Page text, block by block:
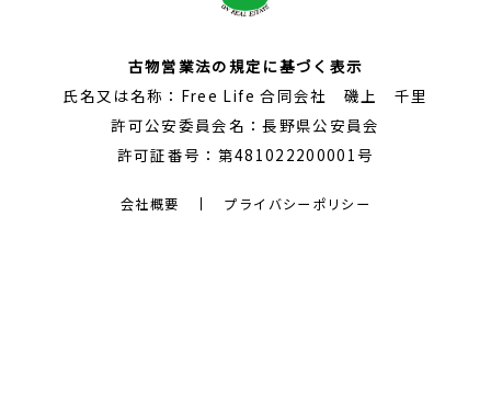
古物営業法の規定に基づく表示
氏名又は名称：Free Life 合同会社 磯上 千里
許可公安委員会名：長野県公安員会
許可証番号：第481022200001号
会社概要 プライバシーポリシー